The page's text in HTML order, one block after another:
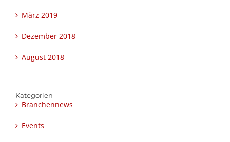
März 2019
Dezember 2018
August 2018
Kategorien
Branchennews
Events